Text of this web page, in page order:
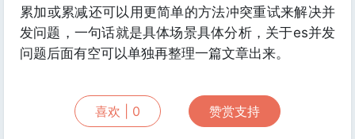
累加或累减还可以用更简单的方法冲突重试来解决并
发问题，一句话就是具体场景具体分析，关于es并发
问题后面有空可以单独再整理一篇文章出来。
喜欢 | 0 赞赏支持